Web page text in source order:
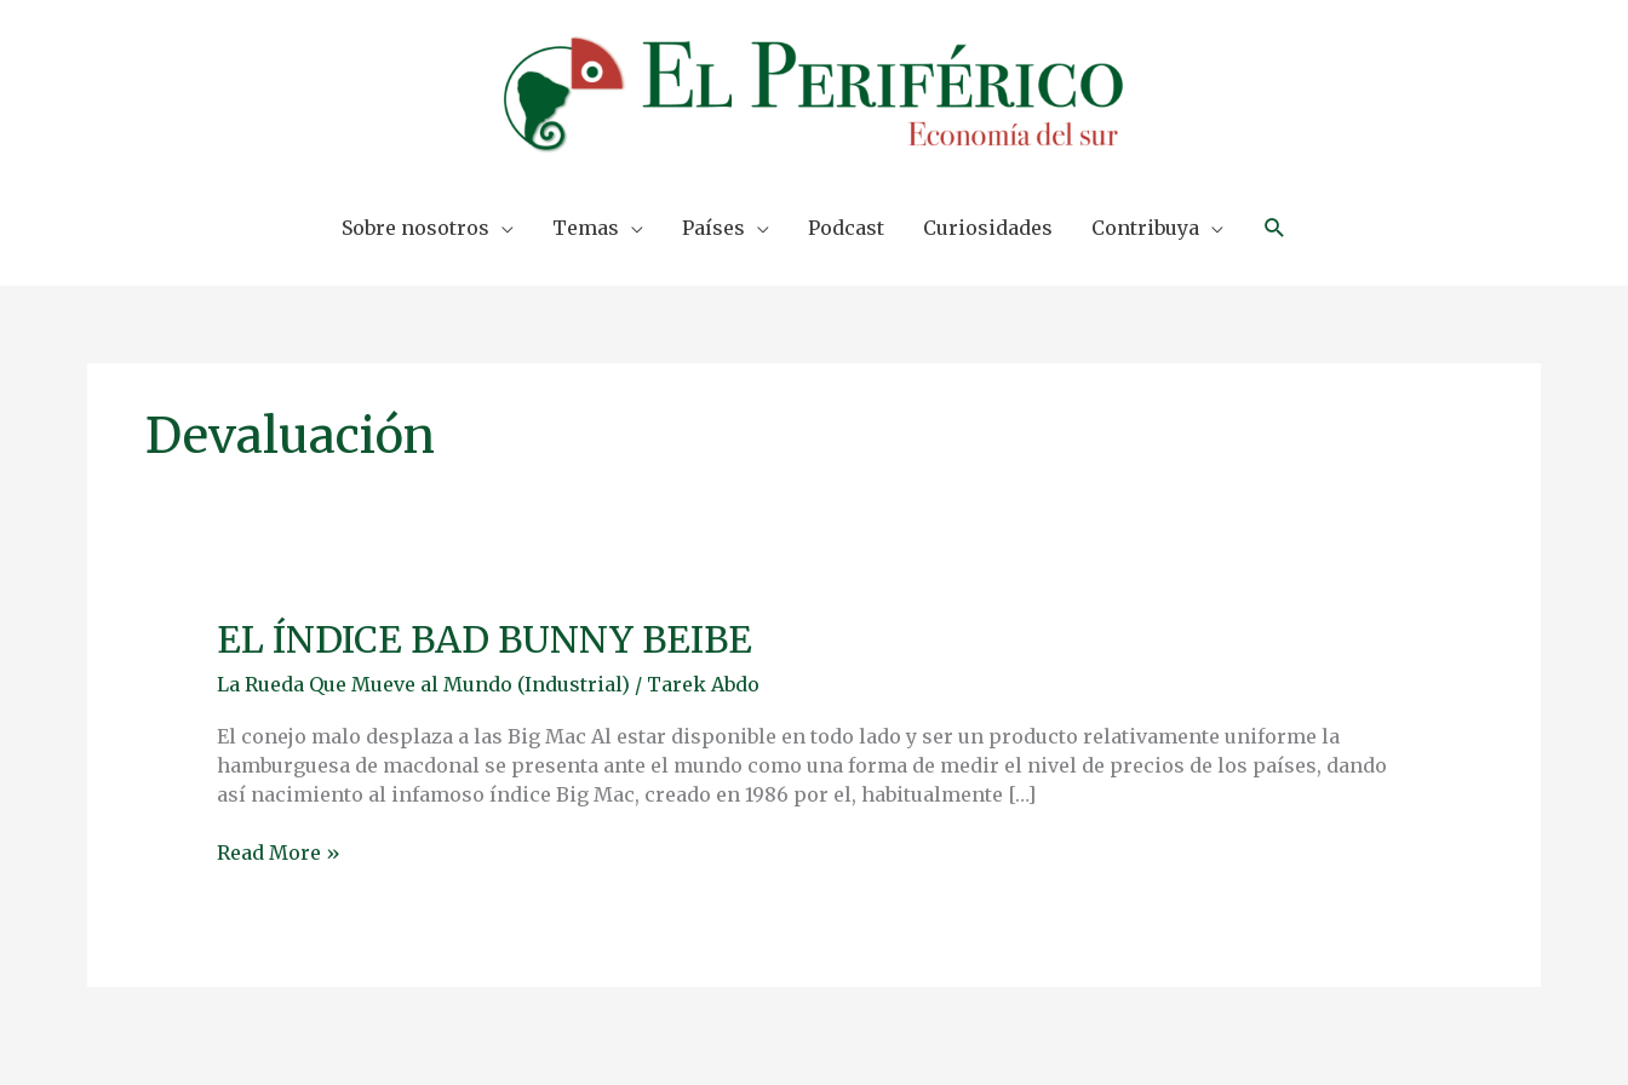
Sobre nosotros Temas Países Podcast Curiosidades Contribuya Search
Devaluación
EL ÍNDICE BAD BUNNY BEIBE
La Rueda Que Mueve al Mundo (Industrial) / Tarek Abdo
El conejo malo desplaza a las Big Mac Al estar disponible en todo lado y ser un producto relativamente uniforme la
hamburguesa de macdonal se presenta ante el mundo como una forma de medir el nivel de precios de los países, dando
así nacimiento al infamoso índice Big Mac, creado en 1986 por el, habitualmente […]
EL
ÍNDICE
BAD
BEIBE
Read More »